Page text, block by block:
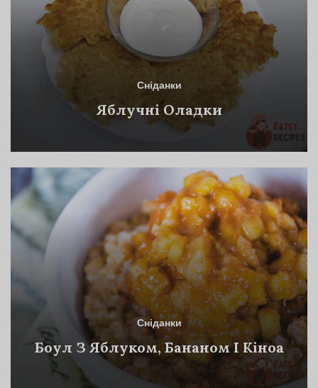
Сніданки
Яблучні Оладки
Сніданки
Боул З Яблуком, Бананом І Кіноа